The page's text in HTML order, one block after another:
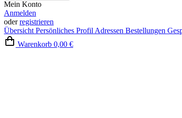
Mein Konto
Anmelden
oderregistrieren
Übersicht Persönliches Profil Adressen Bestellungen
Warenkorb 0,00 €